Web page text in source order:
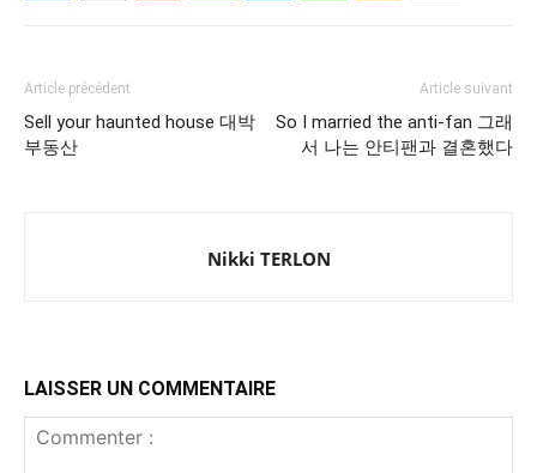
Article précédent
Sell your haunted house 대박
부동산
Article suivant
So I married the anti-fan 그래
서 나는 안티팬과 결혼했다
Nikki TERLON
LAISSER UN COMMENTAIRE